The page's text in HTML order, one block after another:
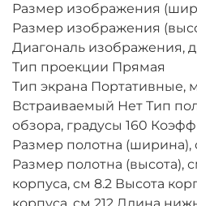
Размер изображения
Размер изображения
Диагональ изображения,
Тип проекции Прямая
Тип экрана Портативные,
Встраиваемый Нет Тип
обзора, градусы 160
Размер полотна (ширина),
Размер полотна (высота),
корпуса, см 8.2 Высота